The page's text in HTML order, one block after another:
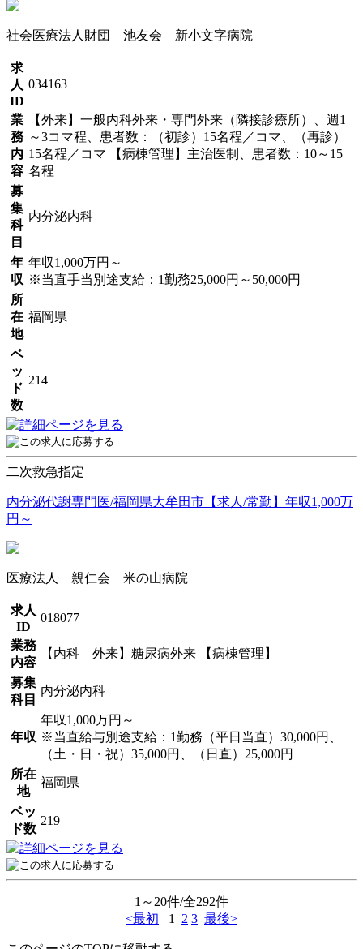
社会医療法人財団 池友会 新小文字病院
求
人
ID
034163
業
務
内
容
【外来】一般内科外来・専門外来（隣接診療所）、週1
～3コマ程、患者数：（初診）15名程／コマ、（再診）
15名程／コマ 【病棟管理】主治医制、患者数：10～15
名程
募
集
科
目
内分泌内科
年
収
年収1,000万円～
※当直手当別途支給：1勤務25,000円～50,000円
所
在
地
福岡県
ベ
ッ
ド
数
214
二次救急指定
内分泌代謝専門医/福岡県大牟田市【求人/常勤】年収1,000万
円～
医療法人 親仁会 米の山病院
求人
ID
018077
業務
内容
【内科 外来】糖尿病外来 【病棟管理】
募集
科目
内分泌内科
年収
年収1,000万円～
※当直給与別途支給：1勤務（平日当直）30,000円、
（土・日・祝）35,000円、（日直）25,000円
所在
地
福岡県
ベッ
ド数
219
1～20件/全292件
<最初
1 2 3 最後>